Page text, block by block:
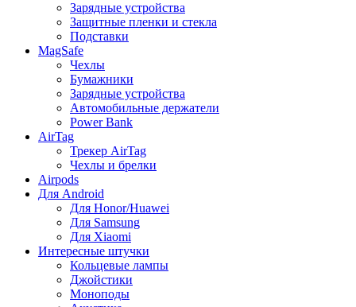
Зарядные устройства
Защитные пленки и стекла
Подставки
MagSafe
Чехлы
Бумажники
Зарядные устройства
Автомобильные держатели
Power Bank
AirTag
Трекер AirTag
Чехлы и брелки
Airpods
Для Android
Для Honor/Huawei
Для Samsung
Для Xiaomi
Интересные штучки
Кольцевые лампы
Джойстики
Моноподы